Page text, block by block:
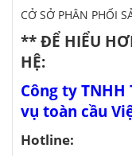
CỞ SỞ PHÂN PHỐI
** ĐỂ HIỂU
HỆ:
Công ty
vụ toàn cầu
Hotline: